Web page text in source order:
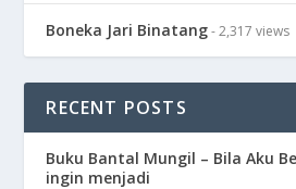
Boneka Jari Binatang- 2,317 views
RECENT POSTS
Buku Bantal Mungil – Bila Aku
ingin menjadi